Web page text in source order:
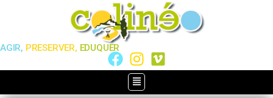
AGIR, PRESERVER, EDUQUER